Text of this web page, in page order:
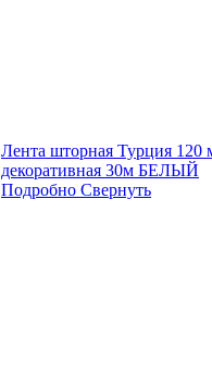
Лента шторная Турция
декоративная 30м БЕЛЫЙ
Подробно Свернуть